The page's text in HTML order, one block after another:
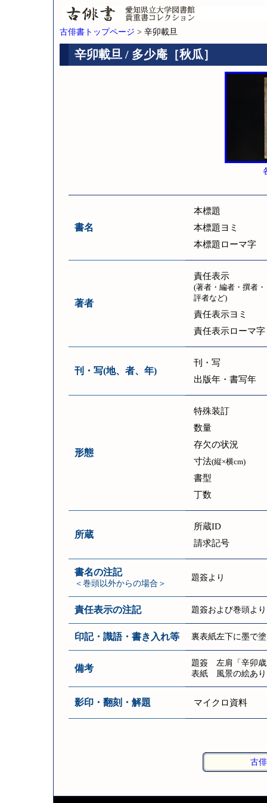
古俳書トップページ > 辛卯載旦
辛卯載旦 / 多少庵［秋瓜］
書名
本標題
本標題ヨミ
本標題ローマ字
著者
責任表示
(著者・編者・撰者・
評者など)
責任表示ヨミ
責任表示ローマ字
刊・写(地、者、年)
刊・写
出版年・書写年
形態
特殊装訂
数量
存欠の状況
寸法(縦×横cm)
書型
丁数
所蔵
所蔵ID
請求記号
書名の注記
＜巻頭以外からの場合＞
題簽より
責任表示の注記 題簽および巻頭より
印記・識語・書き入れ等 裏表紙左下に墨で
備考
題簽 左肩「辛卯
表紙 風景の絵あ
影印・翻刻・解題 マイクロ資料
古